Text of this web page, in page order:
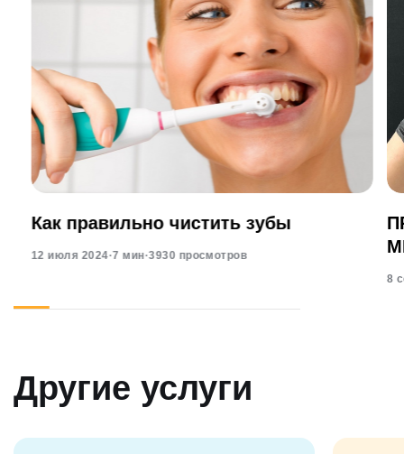
Как правильно чистить зубы
12 июля 2024·7 мин·3930 просмотров
8
Другие услуги